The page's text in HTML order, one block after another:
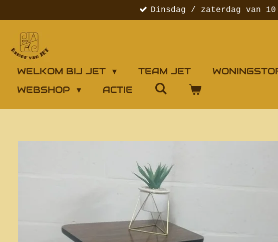
direct
naar
de
hoofdinhoud
Dinsdag / zaterdag van
WELKOM BIJ JET TEAM JET
WEBSHOP
ACTIE